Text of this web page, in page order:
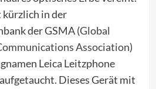
kürzlich in der
der GSMA (Global
Association)
Leica Leitzphone
Dieses Gerät mit